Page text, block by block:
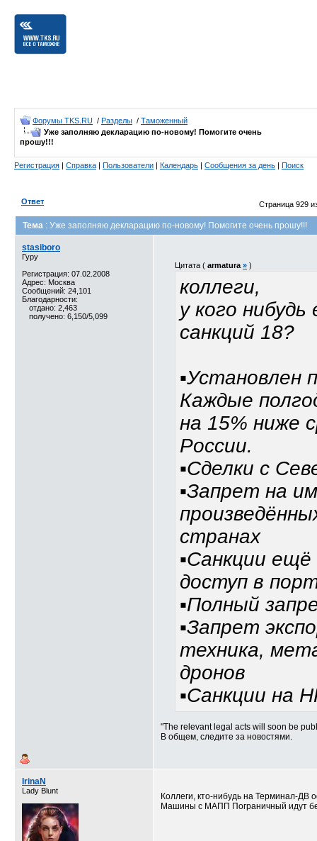
Форумы TKS.RU / Разделы / Таможенный
Уже заполняю декларацию по-новому! Помогите очень
прошу!!!
Регистрация | Справка | Пользователи | Календарь | Сообщения за день | Поиск
Ответ Страница 929
Тема : Уже заполняю декларацию по-новому! Помогите очень прошу!!!
stasiboro
Гуру
Регистрация: 07.02.2008
Адрес: Москва
Сообщений: 24,101
Благодарности:
отдано: 2,463
получено: 6,150/5,099
Цитата ( armatura » )
коллеги,
у кого
санкций 18?
▪️Установлен
Каждые
на 15% ниже
России.
▪️Сделки с
▪️Запрет на
странах
▪️Санкции
доступ в
▪️Полный
▪️Запрет
техника,
дронов
▪️Санкции на
"The relevant legal acts will soon be
В общем, следите за новостями.
IrinaN
Lady Blunt
Коллеги, кто-нибудь на Терминал-ДВ
Машины с МАПП Пограничный идут